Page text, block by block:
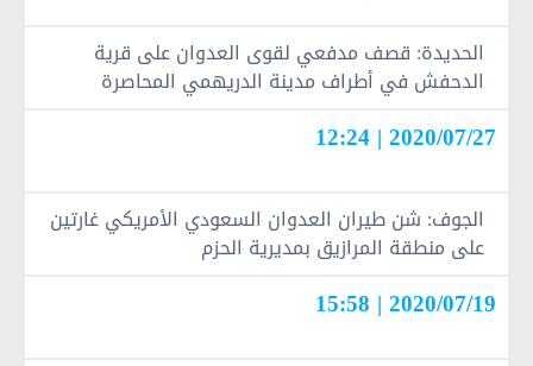
الحديدة: قصف مدفعي لقوى العدوان على قرية
الدحفش في أطراف مدينة الدريهمي المحاصرة
2020/07/27 | 12:24
الجوف: شن طيران العدوان السعودي الأمريكي غارتين
على منطقة المرازيق بمديرية الحزم
2020/07/19 | 15:58